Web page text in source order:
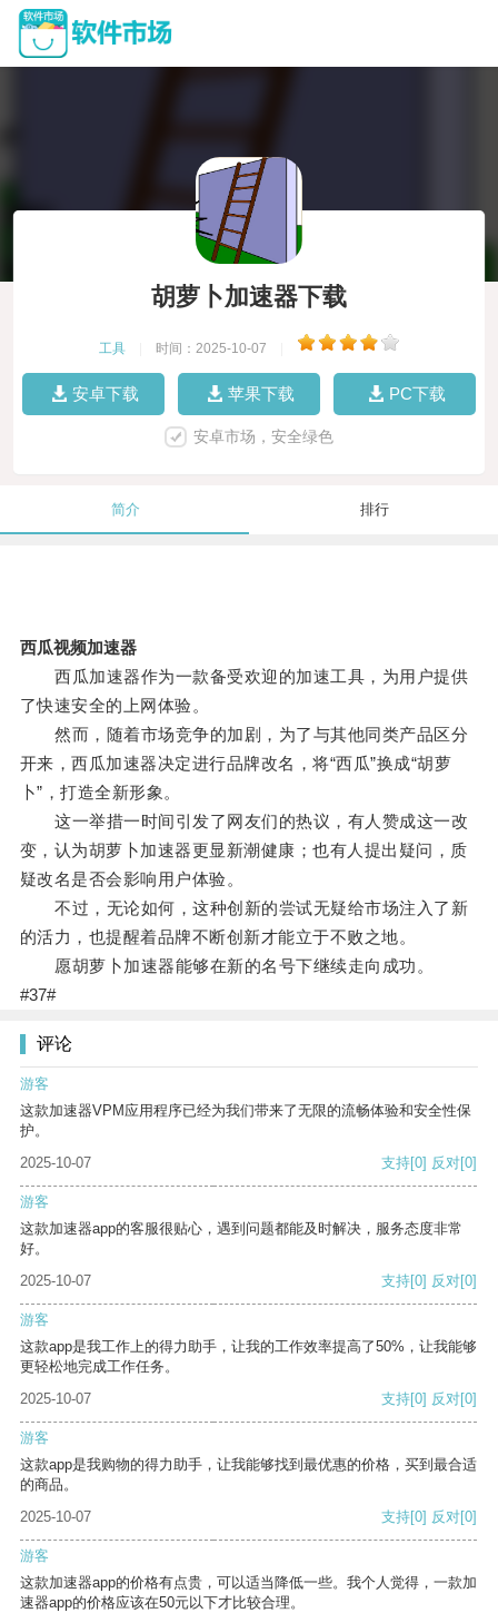
胡萝卜加速器下载
工具 时间：2025-10-07
安卓下载 苹果下载 PC下载
安卓市场，安全绿色
简介 排行
西瓜视频加速器
西瓜加速器作为一款备受欢迎的加速工具，为用户提供
了快速安全的上网体验。
然而，随着市场竞争的加剧，为了与其他同类产品区分
开来，西瓜加速器决定进行品牌改名，将“西瓜”换成“胡萝
卜”，打造全新形象。
这一举措一时间引发了网友们的热议，有人赞成这一改
变，认为胡萝卜加速器更显新潮健康；也有人提出疑问，质
疑改名是否会影响用户体验。
不过，无论如何，这种创新的尝试无疑给市场注入了新
的活力，也提醒着品牌不断创新才能立于不败之地。
愿胡萝卜加速器能够在新的名号下继续走向成功。
#37#
评论
游客
这款加速器VPM应用程序已经为我们带来了无限的流畅体验和安全性保
护。
2025-10-07
支持[0] 反对[0]
游客
这款加速器app的客服很贴心，遇到问题都能及时解决，服务态度非常
好。
2025-10-07
支持[0] 反对[0]
游客
这款app是我工作上的得力助手，让我的工作效率提高了50%，让我能够
更轻松地完成工作任务。
2025-10-07
支持[0] 反对[0]
游客
这款app是我购物的得力助手，让我能够找到最优惠的价格，买到最合适
的商品。
2025-10-07
支持[0] 反对[0]
游客
这款加速器app的价格有点贵，可以适当降低一些。我个人觉得，一款加
速器app的价格应该在50元以下才比较合理。